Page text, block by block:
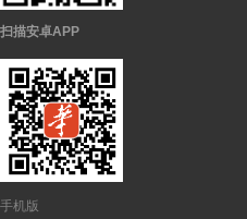
扫描安卓APP
手机版